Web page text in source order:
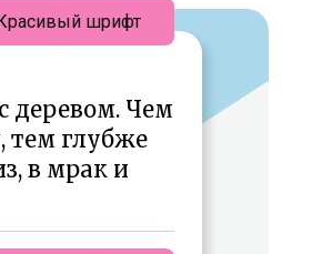
деревом. Чем
тем глубже
в мрак и
Красивый шрифт